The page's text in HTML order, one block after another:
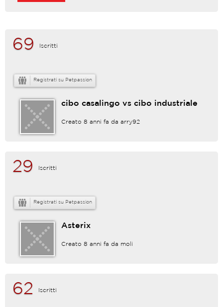
69 Iscritti
Registrati su Petpassion
cibo casalingo vs cibo industriale
Creato 8 anni fa da arry92
29 Iscritti
Registrati su Petpassion
Asterix
Creato 8 anni fa da moli
62 Iscritti